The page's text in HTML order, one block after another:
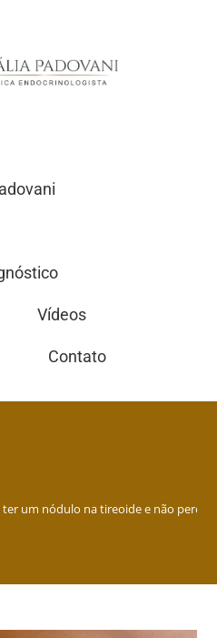
Vídeos
Contato
ter um nódulo na tireoide e não